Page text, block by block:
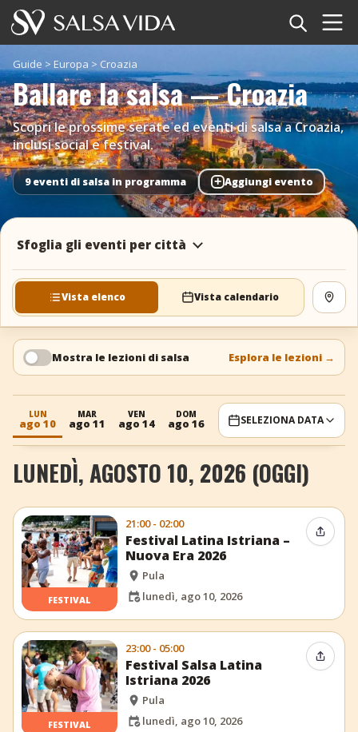
Home
Eventi
Notizie
Articoli
Video
Glossario della salsa
Negozio
TuneTempo
+ Aggiungi evento
Guide > Europa > Croazia
Ballare la salsa — Croazia
Scopri le prossime serate ed eventi di salsa a Croazia,
inclusi social e festival.
9 eventi di salsa in programma + Aggiungi evento
Sfoglia gli eventi per città
Vista elenco Vista calendario Vedi
Mostra le lezioni di salsa Esplora le lezioni →
LUN
ago 10
MAR
ago 11
VEN
ago 14
DOM
ago 16
DOM
ago 23SELEZIONA DATA
LUNEDÌ, AGOSTO 10, 2026 (OGGI)
FESTIVAL
21:00 - 02:00
Festival Latina Istriana –
Nuova Era 2026
Pula
lunedì, ago 10, 2026
FESTIVAL
23:00 - 05:00
Festival Salsa Latina
Istriana 2026
Pula
lunedì, ago 10, 2026